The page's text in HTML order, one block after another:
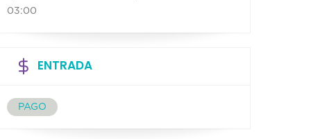
03:00
ENTRADA
PAGO